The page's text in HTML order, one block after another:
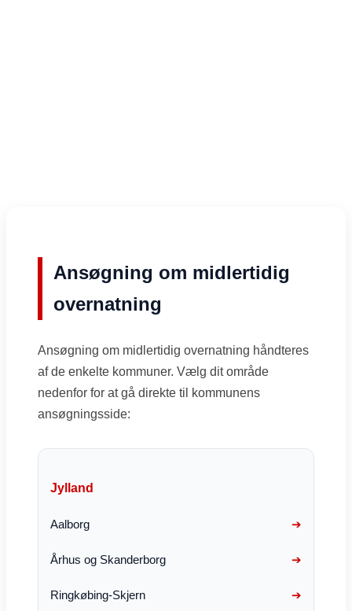
Ansøgning om midlertidig
overnatning
Ansøgning om midlertidig overnatning håndteres
af de enkelte kommuner. Vælg dit område
nedenfor for at gå direkte til kommunens
ansøgningsside:
Jylland
Aalborg
Århus og Skanderborg
Ringkøbing-Skjern